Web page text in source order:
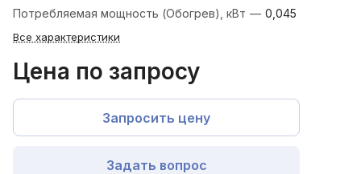
Потребляемая мощность (Обогрев), кВт — 0,045
Все характеристики
Цена по запросу
Запросить цену
Задать вопрос